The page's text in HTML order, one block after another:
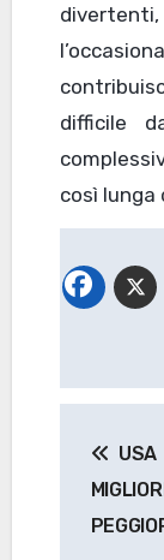
difficile
così lunga